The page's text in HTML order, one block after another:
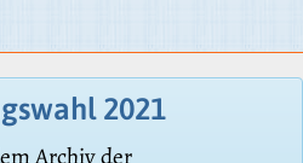
2021